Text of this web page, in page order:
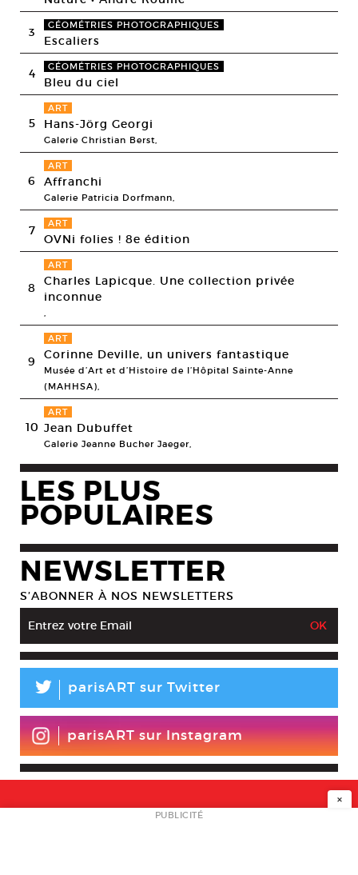
3 GÉOMÉTRIES PHOTOGRAPHIQUES
Escaliers
4 GÉOMÉTRIES PHOTOGRAPHIQUES
Bleu du ciel
5
ART
Hans-Jörg Georgi
Galerie Christian Berst,
6
ART
Affranchi
Galerie Patricia Dorfmann,
7 ART
OVNi folies ! 8e édition
8
ART
Charles Lapicque. Une collection privée
inconnue
,
9
ART
Corinne Deville, un univers fantastique
Musée d’Art et d’Histoire de l’Hôpital Sainte-Anne
(MAHHSA),
10
ART
Jean Dubuffet
Galerie Jeanne Bucher Jaeger,
LES PLUS
POPULAIRES
NEWSLETTER
S’ABONNER À NOS NEWSLETTERS
L parisART sur Twitter
parisART sur Instagram
NEWSLETTER
×
PUBLICITÉ